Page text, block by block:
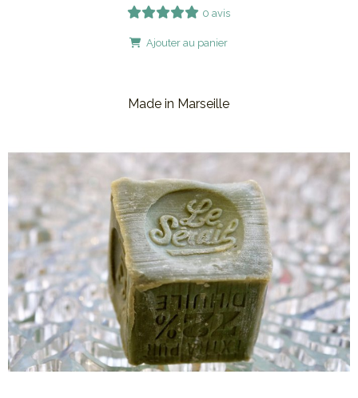
0 avis
Ajouter au panier
Made in Marseille